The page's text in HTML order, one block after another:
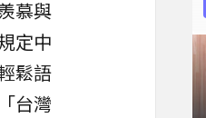
慕與
定中
鬆語
台灣